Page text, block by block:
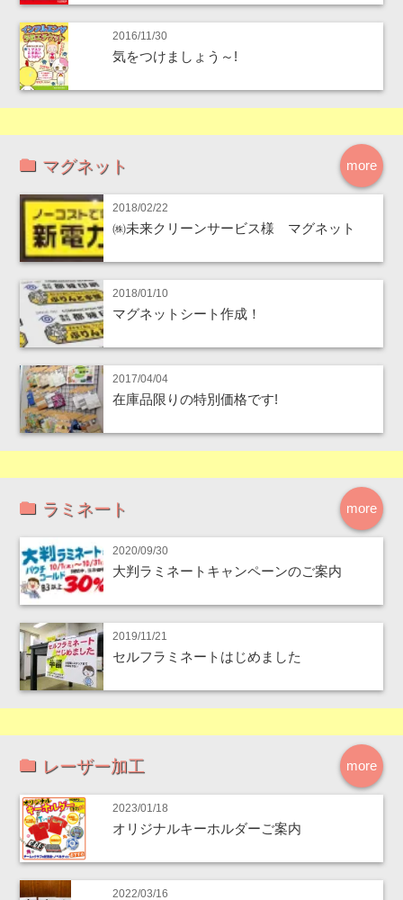
2016/11/30
気をつけましょう～!
more
マグネット
2018/02/22
㈱未来クリーンサービス様 マグネット
2018/01/10
マグネットシート作成！
2017/04/04
在庫品限りの特別価格です!
more
ラミネート
2020/09/30
大判ラミネートキャンペーンのご案内
2019/11/21
セルフラミネートはじめました
more
レーザー加工
2023/01/18
オリジナルキーホルダーご案内
2022/03/16